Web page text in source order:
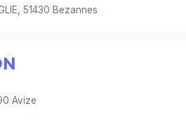
51430 Bezannes
Avize